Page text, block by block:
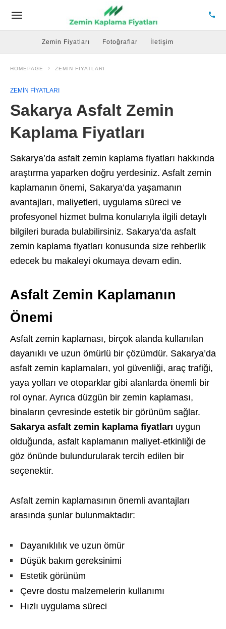
Zemin Fiyatları Fotoğraflar İletişim
HOMEPAGE ZEMIN FIYATLARI
ZEMIN FIYATLARI
Sakarya Asfalt Zemin
Kaplama Fiyatları
Sakarya’da asfalt zemin kaplama fiyatları hakkında
araştırma yaparken doğru yerdesiniz. Asfalt zemin
kaplamanın önemi, Sakarya’da yaşamanın
avantajları, maliyetleri, uygulama süreci ve
profesyonel hizmet bulma konularıyla ilgili detaylı
bilgileri burada bulabilirsiniz. Sakarya’da asfalt
zemin kaplama fiyatları konusunda size rehberlik
edecek bu makaleyi okumaya devam edin.
Asfalt Zemin Kaplamanın
Önemi
Asfalt zemin kaplaması, birçok alanda kullanılan
dayanıklı ve uzun ömürlü bir çözümdür. Sakarya’da
asfalt zemin kaplamaları, yol güvenliği, araç trafiği,
yaya yolları ve otoparklar gibi alanlarda önemli bir
rol oynar. Ayrıca düzgün bir zemin kaplaması,
binaların çevresinde estetik bir görünüm sağlar.
Sakarya asfalt zemin kaplama fiyatları uygun
olduğunda, asfalt kaplamanın maliyet-etkinliği de
göz önünde bulundurularak tercih edilen bir
seçenektir.
Asfalt zemin kaplamasının önemli avantajları
arasında şunlar bulunmaktadır:
Dayanıklılık ve uzun ömür
Düşük bakım gereksinimi
Estetik görünüm
Çevre dostu malzemelerin kullanımı
Hızlı uygulama süreci